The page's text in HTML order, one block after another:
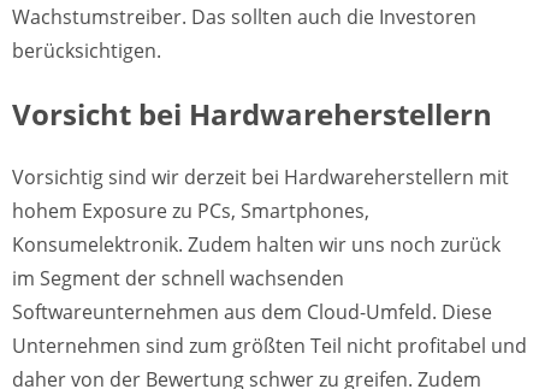
Wachstumstreiber. Das sollten auch die Investoren
berücksichtigen.
Vorsicht bei Hardwareherstellern
Vorsichtig sind wir derzeit bei Hardwareherstellern mit
hohem Exposure zu PCs, Smartphones,
Konsumelektronik. Zudem halten wir uns noch zurück
im Segment der schnell wachsenden
Softwareunternehmen aus dem Cloud-Umfeld. Diese
Unternehmen sind zum größten Teil nicht profitabel und
daher von der Bewertung schwer zu greifen. Zudem